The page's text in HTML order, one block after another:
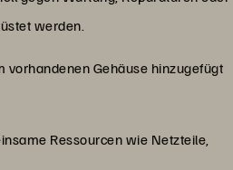
werden.
vorhandenen Gehäuse hinzugefügt
Ressourcen wie Netzteile,